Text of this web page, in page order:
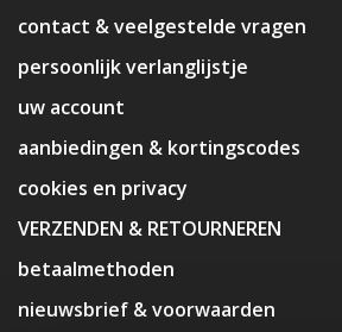
contact & veelgestelde vragen
persoonlijk verlanglijstje
uw account
aanbiedingen & kortingscodes
cookies en privacy
VERZENDEN & RETOURNEREN
betaalmethoden
nieuwsbrief & voorwaarden